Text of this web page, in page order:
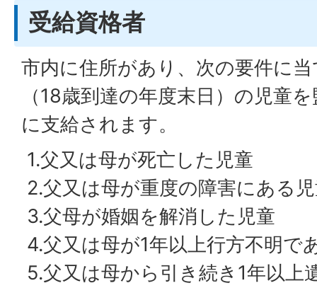
受給資格者
市内に住所があり、次の要件に
（18歳到達の年度末日）の児童
に支給されます。
1.父又は母が死亡した児童
2.父又は母が重度の障害にある
3.父母が婚姻を解消した児童
4.父又は母が1年以上行方不明で
5.父又は母から引き続き1年以上